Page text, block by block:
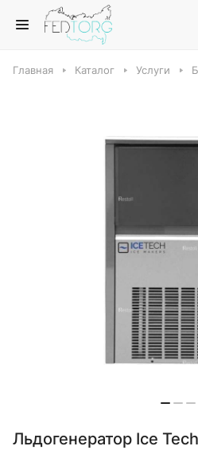
Главная Каталог Услуги
Льдогенератор Ice